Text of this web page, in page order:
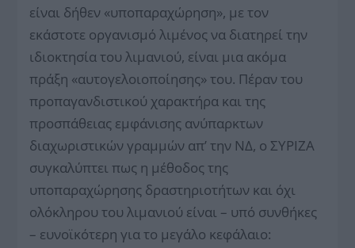
είναι δήθεν «υποπαραχώρηση», με τον
εκάστοτε οργανισμό λιμένος να διατηρεί την
ιδιοκτησία του λιμανιού, είναι μια ακόμα
πράξη «αυτογελοιοποίησης» του. Πέραν του
προπαγανδιστικού χαρακτήρα και της
προσπάθειας εμφάνισης ανύπαρκτων
διαχωριστικών γραμμών απ’ την ΝΔ, ο ΣΥΡΙΖΑ
συγκαλύπτει πως η μέθοδος της
υποπαραχώρησης δραστηριοτήτων και όχι
ολόκληρου του λιμανιού είναι – υπό συνθήκες
– ευνοϊκότερη για το μεγάλο κεφάλαιο: